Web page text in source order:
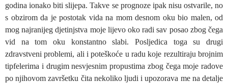
godina ionako biti slijepa. Takve se prognoze ipak nisu ostvarile, no
s obzirom da je postotak vida na mom desnom oku bio malen, od
mog najranijeg djetinjstva moje lijevo oko radi sav posao zbog čega
vid na tom oku konstantno slabi. Posljedica toga su drugi
zdravstveni problemi, ali i poteškoće u radu koje rezultiraju brojnim
tipfelerima i drugim nesvjesnim propustima zbog čega moje radove
po njihovom završetku čita nekoliko ljudi i upozorava me na detalje